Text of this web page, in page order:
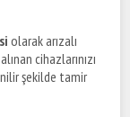
olarak arızalı
cihazlarınızı
şekilde tamir